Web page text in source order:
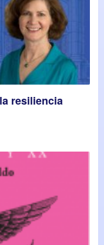
resiliencia